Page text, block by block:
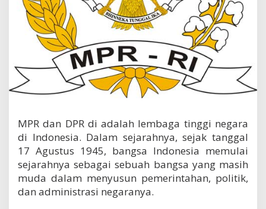
d
o
n
e
s
i
a
MPR dan DPR di adalah lembaga tinggi negara
di Indonesia. Dalam sejarahnya, sejak tanggal
17 Agustus 1945, bangsa Indonesia memulai
sejarahnya sebagai sebuah bangsa yang masih
muda dalam menyusun pemerintahan, politik,
dan administrasi negaranya.